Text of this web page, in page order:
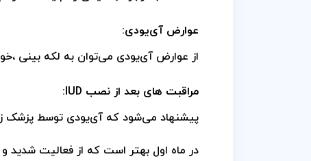
عوارض آی‌یو‌دی:
از عوارض آی‌یو‌دی می‌توان به لکه بینی
مراقبت های بعد از نصب IUD:
پیشنهاد می‌شود که آی‌یو‌دی توسط پزشک
در ماه اول بهتر است که از فعالیت شدید